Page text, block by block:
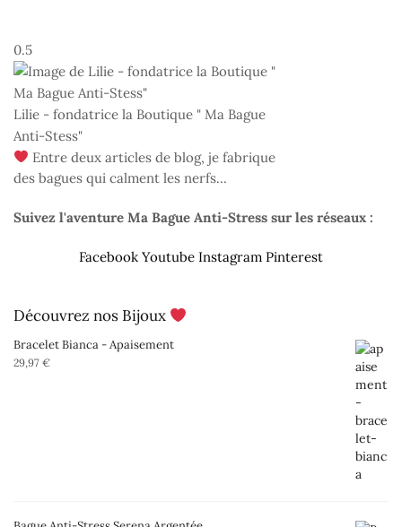
Lilie - fondatrice la Boutique " Ma Bague
Anti-Stess"
Entre deux articles de blog, je fabrique
des bagues qui calment les nerfs...
Suivez l'aventure Ma Bague Anti-Stress sur les réseaux :
Facebook Youtube Instagram Pinterest
Découvrez nos Bijoux
Bracelet Bianca - Apaisement
29,97 €